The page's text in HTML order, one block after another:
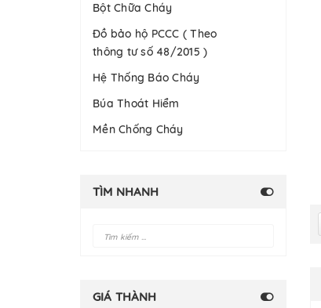
Bột Chữa Cháy
Đồ bảo hộ PCCC ( Theo
thông tư số 48/2015 )
Hệ Thống Báo Cháy
Búa Thoát Hiểm
Mền Chống Cháy
TÌM NHANH
GIÁ THÀNH